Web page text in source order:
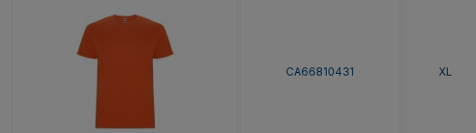
CA66810431 XL